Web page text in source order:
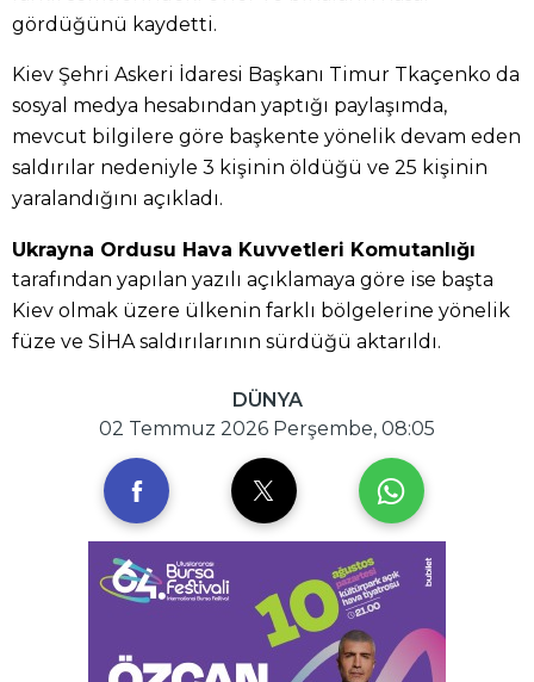
gördüğünü kaydetti.
Kiev Şehri Askeri İdaresi Başkanı Timur Tkaçenko da
sosyal medya hesabından yaptığı paylaşımda,
mevcut bilgilere göre başkente yönelik devam eden
saldırılar nedeniyle 3 kişinin öldüğü ve 25 kişinin
yaralandığını açıkladı.
Ukrayna Ordusu Hava Kuvvetleri Komutanlığı
tarafından yapılan yazılı açıklamaya göre ise başta
Kiev olmak üzere ülkenin farklı bölgelerine yönelik
füze ve SİHA saldırılarının sürdüğü aktarıldı.
DÜNYA
02 Temmuz 2026 Perşembe, 08:05